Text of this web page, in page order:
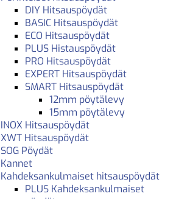
DIY Hitsauspöydät
BASIC Hitsauspöydät
ECO Hitsauspöydät
PLUS Histauspöydät
PRO Hitsauspöydät
EXPERT Hitsauspöydät
SMART Hitsauspöydät
12mm pöytälevy
15mm pöytälevy
INOX Hitsauspöydät
XWT Hitsauspöydät
SOG Pöydät
Kannet
Kahdeksankulmaiset hitsauspöydät
PLUS Kahdeksankulmaiset